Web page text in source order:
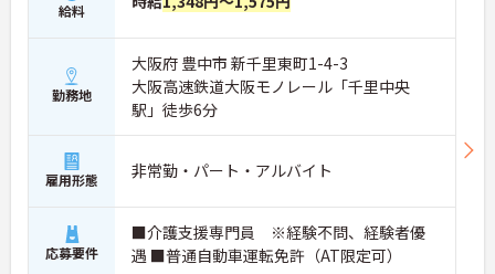
給料
勤務地
大阪府 豊中市 新千里東町1-4-3
大阪高速鉄道大阪モノレール「千里中央
駅」徒歩6分
雇用形態 非常勤・パート・アルバイト
応募要件
■介護支援専門員 ※経験不問、経験者優
遇 ■普通自動車運転免許（AT限定可）